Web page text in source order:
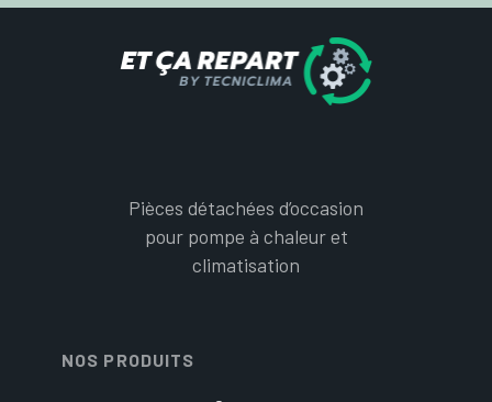
Pièces détachées d’occasion
pour pompe à chaleur et
climatisation
NOS PRODUITS